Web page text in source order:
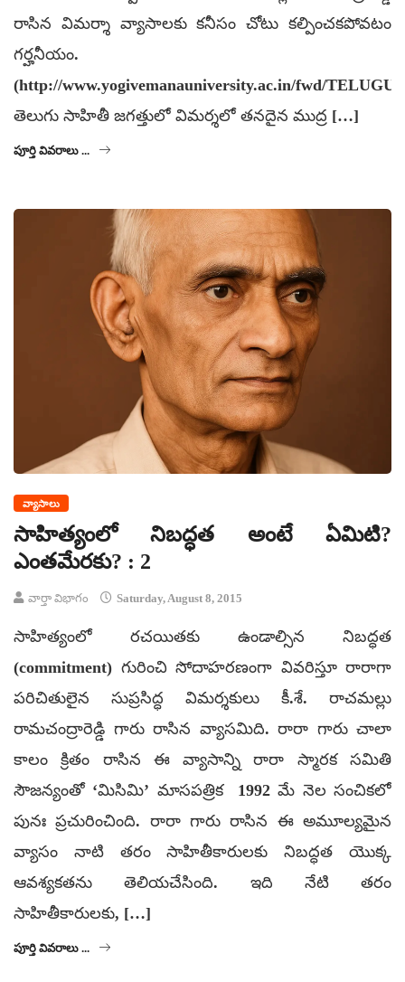
రాసిన విమర్శా వ్యాసాలకు కనీసం చోటు కల్పించకపోవటం
గర్హనీయం.
(http://www.yogivemanauniversity.ac.in/fwd/
తెలుగు సాహితీ జగత్తులో విమర్శలో తనదైన ముద్ర […]
పూర్తి వివరాలు ...
వ్యాసాలు
సాహిత్యంలో నిబద్ధత అంటే ఏమిటి?
ఎంతమేరకు? : 2
వార్తా విభాగం Saturday, August 8, 2015
సాహిత్యంలో రచయితకు ఉండాల్సిన నిబద్ధత
(commitment) గురించి సోదాహరణంగా వివరిస్తూ రారాగా
పరిచితులైన సుప్రసిద్ధ విమర్శకులు కీ.శే. రాచమల్లు
రామచంద్రారెడ్డి గారు రాసిన వ్యాసమిది. రారా గారు చాలా
కాలం క్రితం రాసిన ఈ వ్యాసాన్ని రారా స్మారక సమితి
సౌజన్యంతో ‘మిసిమి’ మాసపత్రిక 1992 మే నెల సంచికలో
పునః ప్రచురించింది. రారా గారు రాసిన ఈ అమూల్యమైన
వ్యాసం నాటి తరం సాహితీకారులకు నిబద్ధత యొక్క
ఆవశ్యకతను తెలియచేసింది. ఇది నేటి తరం
సాహితీకారులకు, […]
పూర్తి వివరాలు ...